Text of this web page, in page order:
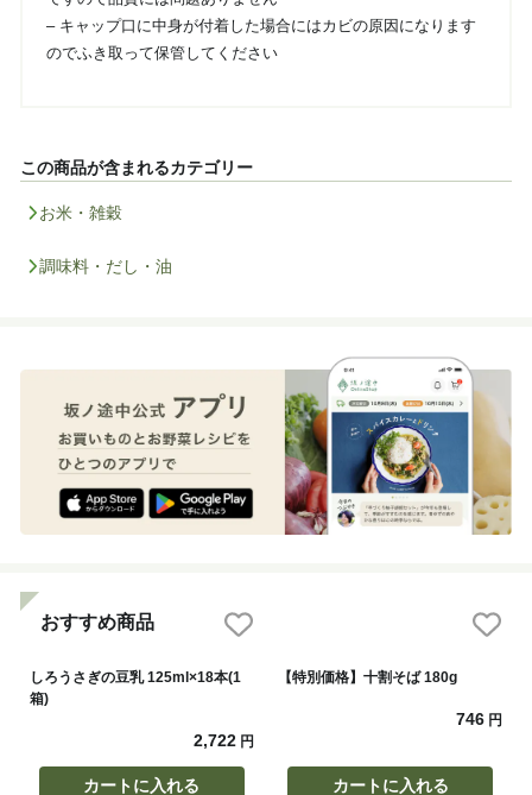
– キャップ口に中身が付着した場合にはカビの原因になります
のでふき取って保管してください
この商品が含まれるカテゴリー
お米・雑穀
調味料・だし・油
おすすめ商品
しろうさぎの豆乳 125ml×18本(1
箱)
2,722円
カートに入れる
【特別価格】十割そば 180g
746 円
カートに入れる